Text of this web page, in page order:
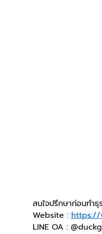
สนใจปรึกษาก่อนทำ
Website : https://
LINE OA :